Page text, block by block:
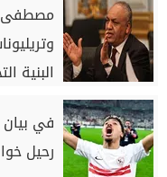
مصطفى
البنية
في
رحيل